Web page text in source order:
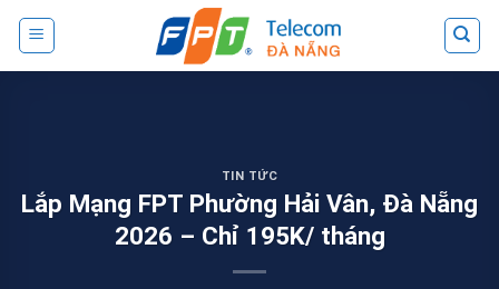
Skip
content
TIN TỨC
Lắp Mạng FPT Phường Hải Vân, Đà Nẵng
2026 – Chỉ 195K/ tháng